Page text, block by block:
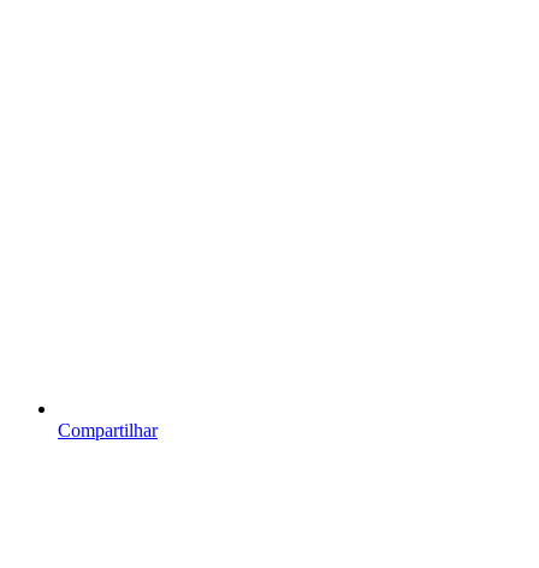
Compartilhar